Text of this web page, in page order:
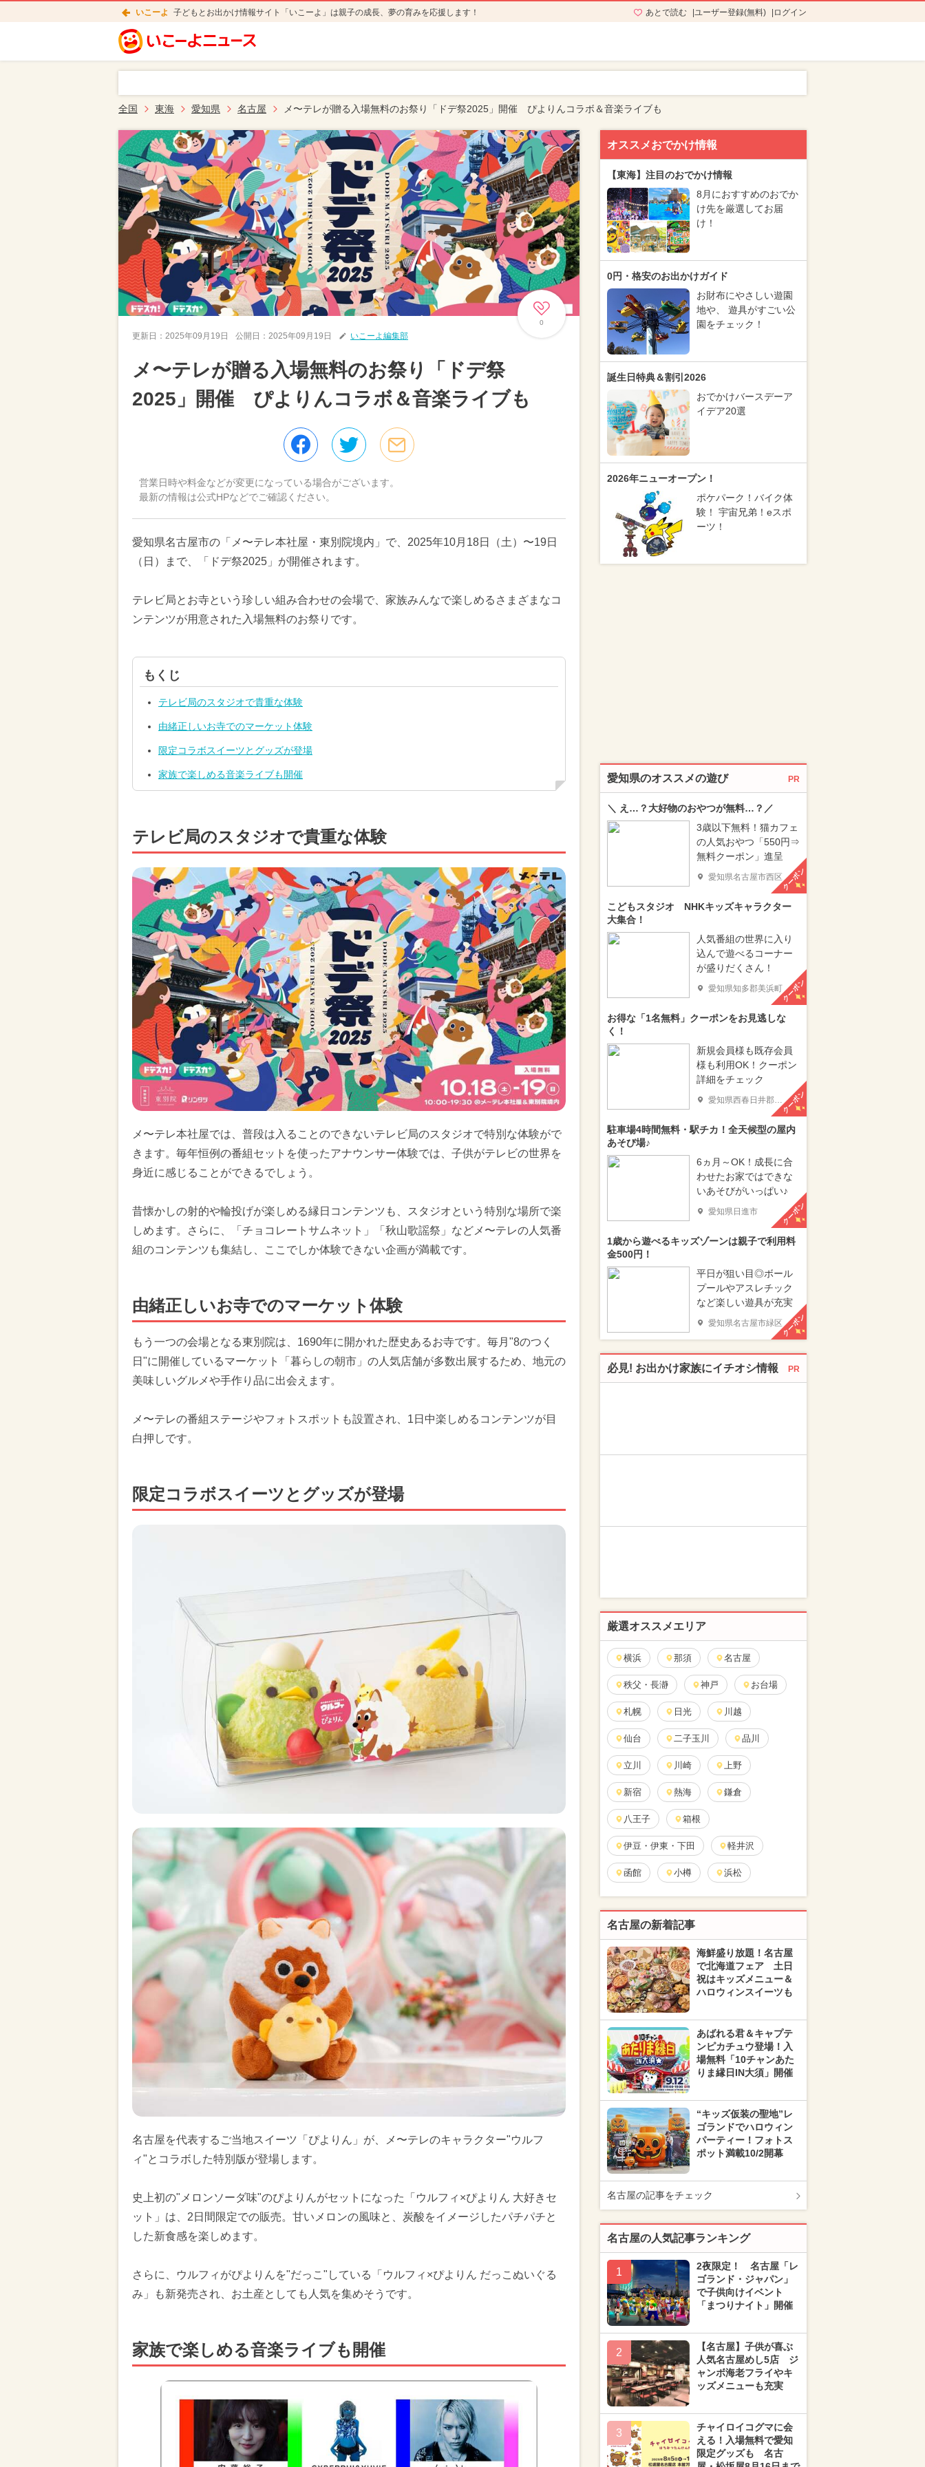
いこーよ 子どもとお出かけ情報サイト「いこーよ」は親子の成長、夢の育みを応援します！ あとで読む ユーザー登録(無料) ログイン
全国 東海 愛知県 名古屋 メ〜テレが贈る入場無料のお祭り「ドデ祭2025」開催 ぴよりんコラボ＆音楽ライブも
0
更新日： 2025年09月19日 公開日： 2025年09月19日 いこーよ編集部
メ〜テレが贈る入場無料のお祭り「ドデ祭
2025」開催 ぴよりんコラボ＆音楽ライブも
営業日時や料金などが変更になっている場合がございます。
最新の情報は公式HPなどでご確認ください。
愛知県名古屋市の「メ〜テレ本社屋・東別院境内」で、2025年10月18日（土）〜19日
（日）まで、「ドデ祭2025」が開催されます。
テレビ局とお寺という珍しい組み合わせの会場で、家族みんなで楽しめるさまざまなコ
ンテンツが用意された入場無料のお祭りです。
もくじ
テレビ局のスタジオで貴重な体験
由緒正しいお寺でのマーケット体験
限定コラボスイーツとグッズが登場
家族で楽しめる音楽ライブも開催
テレビ局のスタジオで貴重な体験
メ〜テレ本社屋では、普段は入ることのできないテレビ局のスタジオで特別な体験がで
きます。毎年恒例の番組セットを使ったアナウンサー体験では、子供がテレビの世界を
身近に感じることができるでしょう。
昔懐かしの射的や輪投げが楽しめる縁日コンテンツも、スタジオという特別な場所で楽
しめます。さらに、「チョコレートサムネット」「秋山歌謡祭」などメ〜テレの人気番
組のコンテンツも集結し、ここでしか体験できない企画が満載です。
由緒正しいお寺でのマーケット体験
もう一つの会場となる東別院は、1690年に開かれた歴史あるお寺です。毎月"8のつく
日"に開催しているマーケット「暮らしの朝市」の人気店舗が多数出展するため、地元の
美味しいグルメや手作り品に出会えます。
メ〜テレの番組ステージやフォトスポットも設置され、1日中楽しめるコンテンツが目
白押しです。
限定コラボスイーツとグッズが登場
名古屋を代表するご当地スイーツ「ぴよりん」が、メ〜テレのキャラクター"ウルフ
ィ"とコラボした特別版が登場します。
史上初の"メロンソーダ味"のぴよりんがセットになった「ウルフィ×ぴよりん 大好きセ
ット」は、2日間限定での販売。甘いメロンの風味と、炭酸をイメージしたパチパチと
した新食感を楽しめます。
さらに、ウルフィがぴよりんを"だっこ"している「ウルフィ×ぴよりん だっこぬいぐる
み」も新発売され、お土産としても人気を集めそうです。
家族で楽しめる音楽ライブも開催
オススメおでかけ情報
【東海】注目のおでかけ情報
8月におすすめのおでか
け先を厳選してお届
け！
0円・格安のお出かけガイド
お財布にやさしい遊園
地や、 遊具がすごい公
園をチェック！
誕生日特典＆割引2026
おでかけバースデーア
イデア20選
2026年ニューオープン！
ポケパーク！バイク体
験！ 宇宙兄弟！eスポ
ーツ！
愛知県のオススメの遊び PR
＼ え…？大好物のおやつが無料…？／
3歳以下無料！猫カフェ
の人気おやつ「550円⇒
無料クーポン」進呈
愛知県名古屋市西区クーポン
こどもスタジオ NHKキッズキャラクター
大集合！
人気番組の世界に入り
込んで遊べるコーナー
が盛りだくさん！
愛知県知多郡美浜町クーポン
お得な「1名無料」クーポンをお見逃しな
く！
新規会員様も既存会員
様も利用OK！クーポン
詳細をチェック
愛知県西春日井郡豊山町 クーポン
駐車場4時間無料・駅チカ！全天候型の屋内
あそび場♪
6ヵ月～OK！成長に合
わせたお家ではできな
いあそびがいっぱい♪
愛知県日進市 クーポン
1歳から遊べるキッズゾーンは親子で利用料
金500円！
平日が狙い目◎ボール
プールやアスレチック
など楽しい遊具が充実
愛知県名古屋市緑区クーポン
必見! お出かけ家族にイチオシ情報 PR
厳選オススメエリア
横浜 那須 名古屋
秩父・長瀞 神戸 お台場
札幌 日光 川越
仙台 二子玉川 品川
立川 川崎 上野
新宿 熱海 鎌倉
八王子 箱根
伊豆・伊東・下田 軽井沢
函館 小樽 浜松
名古屋の新着記事
海鮮盛り放題！名古屋
で北海道フェア 土日
祝はキッズメニュー＆
ハロウィンスイーツも
あばれる君＆キャプテ
ンピカチュウ登場！入
場無料「10チャンあた
りま縁日IN大須」開催
“キッズ仮装の聖地”レ
ゴランドでハロウィン
パーティー！フォトス
ポット満載10/2開幕
名古屋の記事をチェック
名古屋の人気記事ランキング
1
2夜限定！ 名古屋「レ
ゴランド・ジャパン」
で子供向けイベント
「まつりナイト」開催
2
【名古屋】子供が喜ぶ
人気名古屋めし5店 ジ
ャンボ海老フライやキ
ッズメニューも充実
3
チャイロイコグマに会
える！入場無料で愛知
限定グッズも 名古